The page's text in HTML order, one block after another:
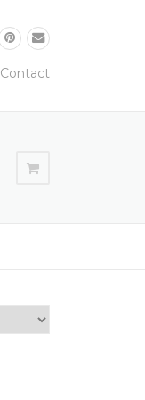
Contact